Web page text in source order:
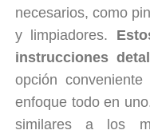
necesarios, como
y limpiadores.
instrucciones
opción
enfoque todo en
similares a los